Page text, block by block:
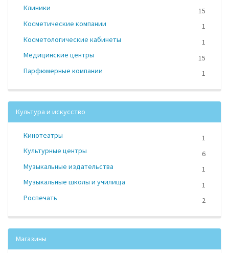
Клиники
15
Косметические компании
1
Косметологические кабинеты
1
Медицинские центры
15
Парфюмерные компании
1
Культура и искусство
Кинотеатры
1
Культурные центры
6
Музыкальные издательства
1
Музыкальные школы и училища
1
Роспечать
2
Магазины